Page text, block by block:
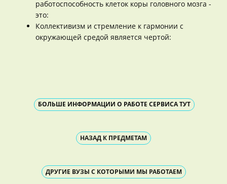
работоспособность клеток коры головного мозга -
это:
Коллективизм и стремление к гармонии с
окружающей средой является чертой:
БОЛЬШЕ ИНФОРМАЦИИ О РАБОТЕ СЕРВИСА ТУТ
НАЗАД К ПРЕДМЕТАМ
ДРУГИЕ ВУЗЫ С КОТОРЫМИ МЫ РАБОТАЕМ